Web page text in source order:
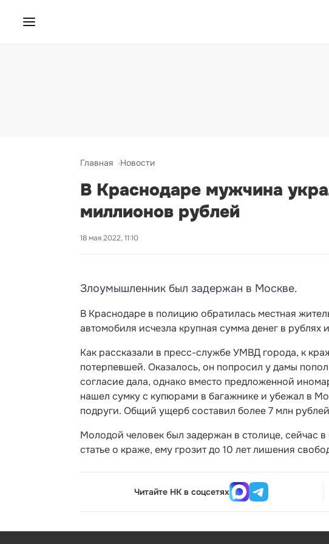
Главная Новости
В Краснодаре мужчина
миллионов рублей
18 мая 2022, 11:10
Злоумышленник был задержан в Москве.
В Краснодаре в полицию обратилась местная
автомобиля исчезла крупная сумма денег в рублях
Как рассказали в пресс-службе УМВД города, к
потерпевшей. Оказалось, он попросил у дамы
согласие дала, однако вместо предложенной
нашел сумку с купюрами в багажнике и убежал в
подруги. Общий ущерб составил более 7 млн
Молодой человек был задержан в столице, сейчас
статье о краже, ему грозит до 10 лет лишения
Читайте НК в соцсетях